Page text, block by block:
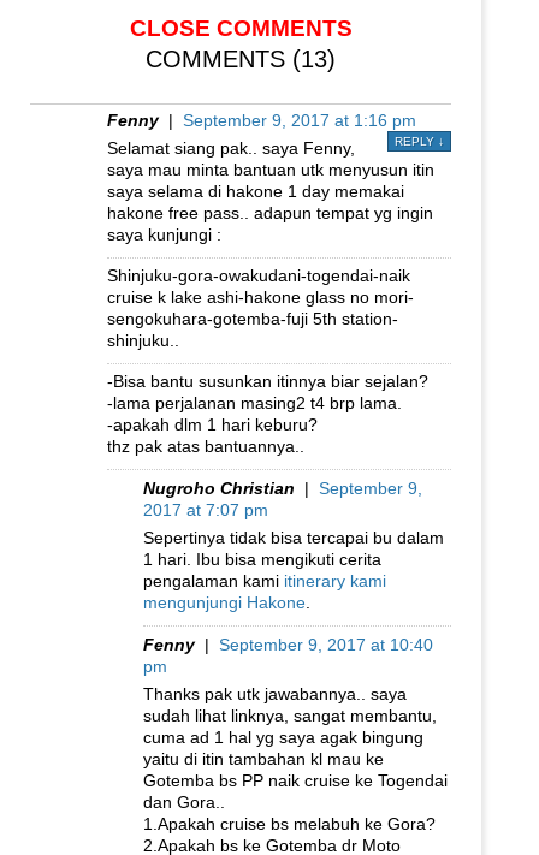
CLOSE COMMENTS
COMMENTS (13)
Fenny| September 9, 2017 at 1:16 pm
REPLY ↓
Selamat siang pak.. saya Fenny,
saya mau minta bantuan utk menyusun itin
saya selama di hakone 1 day memakai
hakone free pass.. adapun tempat yg ingin
saya kunjungi :
Shinjuku-gora-owakudani-togendai-naik
cruise k lake ashi-hakone glass no mori-
sengokuhara-gotemba-fuji 5th station-
shinjuku..
-Bisa bantu susunkan itinnya biar sejalan?
-lama perjalanan masing2 t4 brp lama.
-apakah dlm 1 hari keburu?
thz pak atas bantuannya..
Nugroho Christian | September 9,
2017 at 7:07 pm
Sepertinya tidak bisa tercapai bu dalam
1 hari. Ibu bisa mengikuti cerita
pengalaman kami itinerary kami
mengunjungi Hakone
Fenny| September 9, 2017 at 10:40
pm
Thanks pak utk jawabannya.. saya
sudah lihat linknya, sangat membantu,
cuma ad 1 hal yg saya agak bingung
yaitu di itin tambahan kl mau ke
Gotemba bs PP naik cruise ke Togendai
dan Gora..
1.Apakah cruise bs melabuh ke Gora?
2.Apakah bs ke Gotemba dr Moto